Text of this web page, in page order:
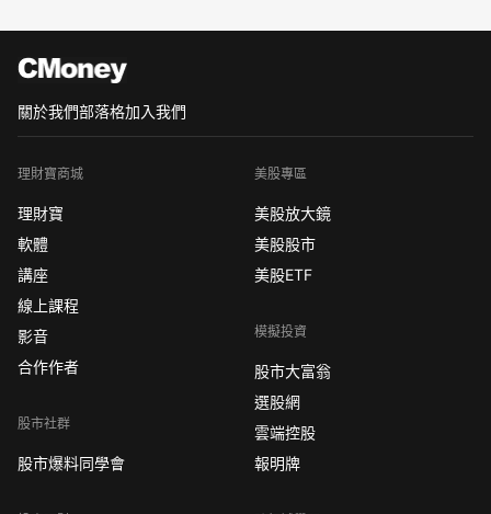
關於我們部落格加入我們
理財寶商城
理財寶
軟體
講座
線上課程
影音
合作作者
股市社群
股市爆料同學會
美股專區
美股放大鏡
美股股市
美股ETF
模擬投資
股市大富翁
選股網
雲端控股
報明牌